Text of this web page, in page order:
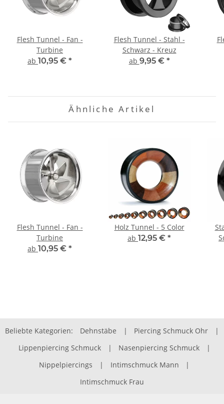
Flesh Tunnel - Fan -
Turbine
ab 10,95 € *
Flesh Tunnel - Stahl -
Schwarz - Kreuz
ab 9,95 € *
Ähnliche Artikel
Flesh Tunnel - Fan -
Turbine
ab 10,95 € *
Holz Tunnel - 5 Color
ab 12,95 € *
Beliebte Kategorien: Dehnstäbe | Piercing Schmuck Ohr
|
Lippenpiercing Schmuck
| Nasenpiercing Schmuck
|
Nippelpiercings
| Intimschmuck Mann
|
Intimschmuck Frau